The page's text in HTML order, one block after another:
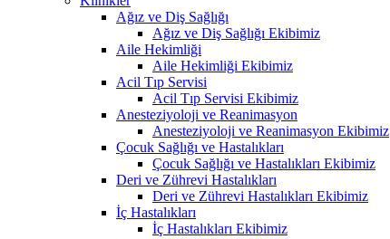
Ağız ve Diş Sağlığı
Ağız ve Diş Sağlığı Ekibimiz
Aile Hekimliği
Aile Hekimliği Ekibimiz
Acil Tıp Servisi
Acil Tıp Servisi Ekibimiz
Anesteziyoloji ve Reanimasyon
Anesteziyoloji ve Reanimasyon Ekibimiz
Çocuk Sağlığı ve Hastalıkları
Çocuk Sağlığı ve Hastalıkları Ekibimiz
Deri ve Zührevi Hastalıkları
Deri ve Zührevi Hastalıkları Ekibimiz
İç Hastalıkları
İç Hastalıkları Ekibimiz